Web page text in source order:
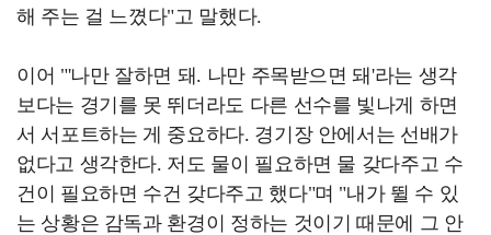
해 주는 걸 느꼈다"고 말했다.
이어 "'나만 잘하면 돼. 나만 주목받으면 돼'라는 생각
보다는 경기를 못 뛰더라도 다른 선수를 빛나게 하면
서 서포트하는 게 중요하다. 경기장 안에서는 선배가
없다고 생각한다. 저도 물이 필요하면 물 갖다주고 수
건이 필요하면 수건 갖다주고 했다"며 "내가 뛸 수 있
는 상황은 감독과 환경이 정하는 것이기 때문에 그 안